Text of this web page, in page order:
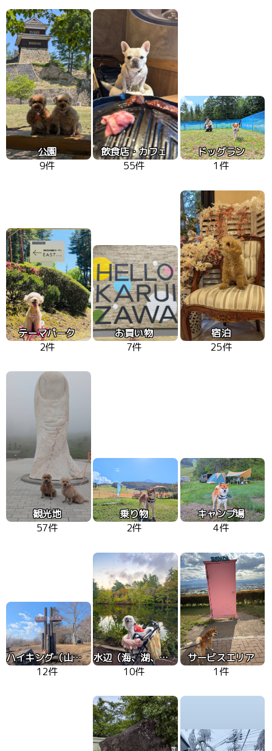
公園
9件
飲食店・カフェ
55件
ドッグラン
1件
テーマパーク
2件
お買い物
7件
宿泊
25件
観光地
57件
乗り物
2件
キャンプ場
4件
ハイキング（山、高原）
12件
水辺（海、湖、川）
10件
サービスエリア
1件